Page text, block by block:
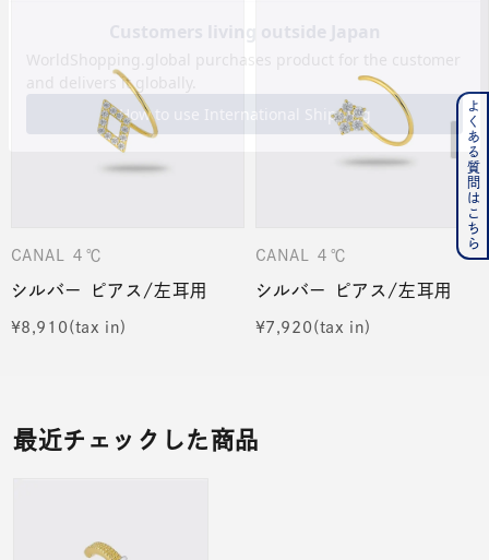
CANAL ４℃
シルバー ピアス/左耳用
¥8,910
CANAL ４℃
シルバー ピアス/左耳用
¥7,920
最近チェックした商品
よくある質問はこちら